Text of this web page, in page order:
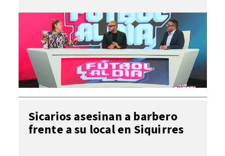
Sicarios asesinan a barbero
frente a su local en Siquirres